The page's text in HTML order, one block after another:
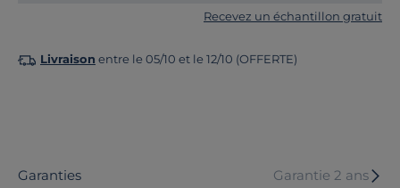
Recevez un échantillon gratuit
Livraison entre le 05/10 et le 12/10 (OFFERTE)
Garanties Garantie 2 ans